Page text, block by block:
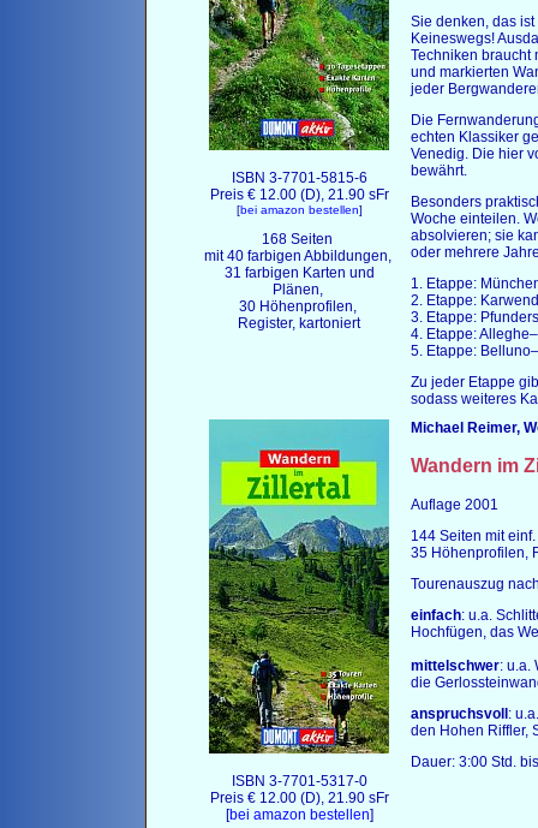
ISBN 3-7701-5815-6
Preis € 12.00 (D), 21.90 sFr
[bei amazon bestellen]
168 Seiten
mit 40 farbigen Abbildungen,
31 farbigen Karten und
Plänen,
30 Höhenprofilen,
Register, kartoniert
Sie denken, das
Keineswegs!
Techniken braucht
und markierten
jeder
Die
echten Klassiker
Venedig. Die hier
bewährt.
Besonders
Woche einteilen.
absolvieren; sie
oder mehrere
1. Etappe:
2. Etappe:
3. Etappe:
4. Etappe:
5. Etappe:
Zu jeder Etappe
sodass weiteres
ISBN 3-7701-5317-0
Preis € 12.00 (D), 21.90 sFr
[bei amazon bestellen]
Michael Reimer,
Wandern im
Auflage 2001
144 Seiten mit
35 Höhenprofilen,
Tourenauszug
einfach: u.a.
Hochfügen, das
mittelschwer: u.a.
die
anspruchsvoll :
den Hohen Riffler,
Dauer: 3:00 Std.